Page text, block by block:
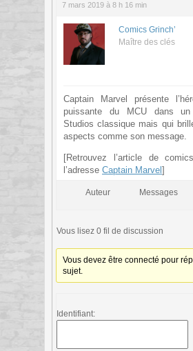
7 mars 2019 à 8 h 16 min
Comics Grinch’
Maître des clés
Captain Marvel présente
puissante du MCU dans
Studios classique mais qui
aspects comme son message.
[Retrouvez l’article de
l’adresse Captain Marvel ]
Auteur Messages
Vous lisez 0 fil de discussion
Vous devez être connecté pour
sujet.
Identifiant: